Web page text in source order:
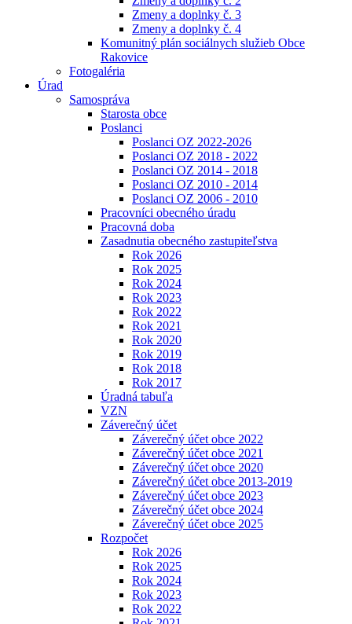
Zmeny a doplnky č. 3
Zmeny a doplnky č. 4
Komunitný plán sociálnych služieb Obce
Rakovice
Fotogaléria
Úrad
Samospráva
Starosta obce
Poslanci
Poslanci OZ 2022-2026
Poslanci OZ 2018 - 2022
Poslanci OZ 2014 - 2018
Poslanci OZ 2010 - 2014
Poslanci OZ 2006 - 2010
Pracovníci obecného úradu
Pracovná doba
Zasadnutia obecného zastupiteľstva
Rok 2026
Rok 2025
Rok 2024
Rok 2023
Rok 2022
Rok 2021
Rok 2020
Rok 2019
Rok 2018
Rok 2017
Úradná tabuľa
VZN
Záverečný účet
Záverečný účet obce 2022
Záverečný účet obce 2021
Záverečný účet obce 2020
Záverečný účet obce 2013-2019
Záverečný účet obce 2023
Záverečný účet obce 2024
Záverečný účet obce 2025
Rozpočet
Rok 2026
Rok 2025
Rok 2024
Rok 2023
Rok 2022